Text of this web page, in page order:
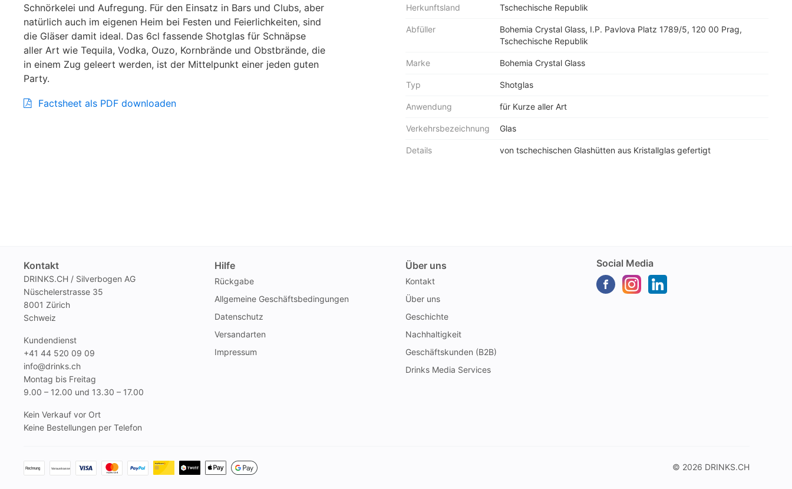
Schnörkelei und Aufregung. Für den Einsatz in Bars und Clubs, aber
natürlich auch im eigenen Heim bei Festen und Feierlichkeiten, sind
die Gläser damit ideal. Das 6cl fassende Shotglas für Schnäpse
aller Art wie Tequila, Vodka, Ouzo, Kornbrände und Obstbrände, die
in einem Zug geleert werden, ist der Mittelpunkt einer jeden guten
Party.
Factsheet als PDF downloaden
Herkunftsland Tschechische Republik
Abfüller
Bohemia Crystal Glass, I.P. Pavlova Platz 1789/5, 120 00 Prag,
Tschechische Republik
Marke Bohemia Crystal Glass
Typ Shotglas
Anwendung für Kurze aller Art
Verkehrsbezeichnung Glas
Details von tschechischen Glashütten aus Kristallglas gefertigt
Kontakt
DRINKS.CH / Silverbogen AG
Nüschelerstrasse 35
8001 Zürich
Schweiz
Kundendienst
+41 44 520 09 09
info@drinks.ch
Montag bis Freitag
9.00 – 12.00 und 13.30 – 17.00
Kein Verkauf vor Ort
Keine Bestellungen per Telefon
Hilfe
Rückgabe
Allgemeine Geschäftsbedingungen
Datenschutz
Versandarten
Impressum
Über uns
Kontakt
Über uns
Geschichte
Nachhaltigkeit
Geschäftskunden (B2B)
Drinks Media Services
Social Media
© 2026 DRINKS.CH